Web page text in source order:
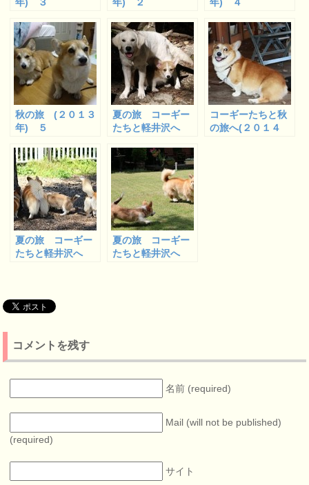
秋の旅 (２０１３
年) ５
夏の旅 コーギー
たちと軽井沢へ
コーギーたちと秋
の旅へ(２０１４
夏の旅 コーギー
たちと軽井沢へ
夏の旅 コーギー
たちと軽井沢へ
コメントを残す
名前 (required)
Mail (will not be published)
(required)
サイト